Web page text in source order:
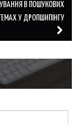
В ПОШУКОВИХ
У ДРОПШИПІНГУ